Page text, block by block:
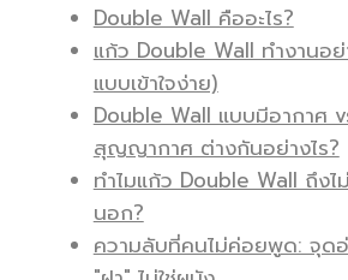
Double Wall คืออะไร?
แก้ว Double Wall ทำงานอย่
แบบเข้าใจง่าย)
Double Wall แบบมีอากาศ
สุญญากาศ ต่างกันอย่างไร?
ทำไมแก้ว Double Wall ถึงไ
นอก?
ความลับที่คนไม่ค่อยพูด: จุด